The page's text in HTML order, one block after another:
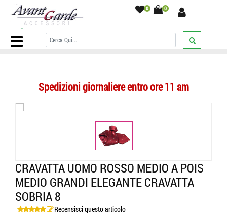
0 0
Home Page/CRAVATTE/A Pois/Cravatta uomo rosso medio a pois
medio grandi elegante cravatta sobria 8
Spedizioni giornaliere entro ore 11 am
CRAVATTA UOMO ROSSO MEDIO A POIS
MEDIO GRANDI ELEGANTE CRAVATTA
SOBRIA 8
Recensisci questo articolo